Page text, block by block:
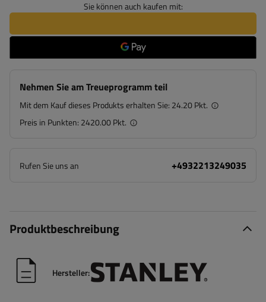
Sie können auch kaufen mit:
Nehmen Sie am Treueprogramm teil
Mit dem Kauf dieses Produkts erhalten Sie: 24.20 Pkt.
Preis in Punkten: 2420.00 Pkt.
Rufen Sie uns an +4932213249035
Produktbeschreibung
Hersteller: